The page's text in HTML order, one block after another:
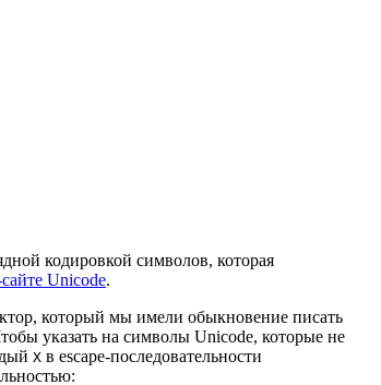
кодировкой символов, которая
Unicode.
который мы имели обыкновение писать
указать на символы Unicode, которые не
X в escape-последовательности